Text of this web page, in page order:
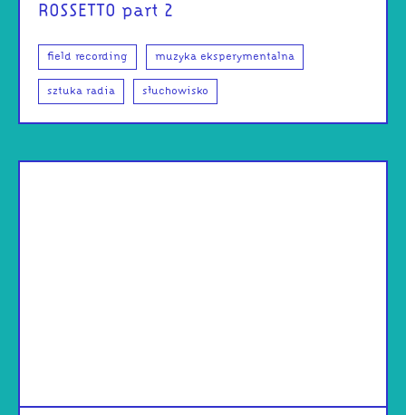
ROSSETTO part 2
field recording muzyka eksperymentalna
sztuka radia słuchowisko